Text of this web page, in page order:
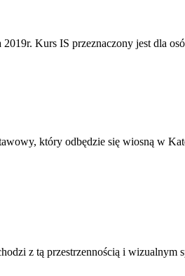
Kurs IS przeznaczony jest dla
który odbędzie się wiosną w
z tą przestrzennością i wizualnym